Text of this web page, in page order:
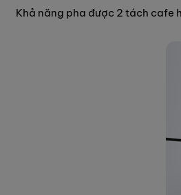
Khả năng pha được 2 tách cafe